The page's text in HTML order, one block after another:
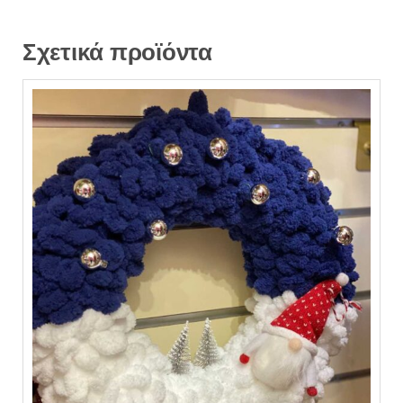
Σχετικά προϊόντα